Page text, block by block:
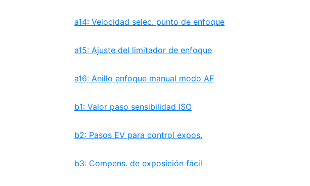
a14: Velocidad selec. punto de enfoque
a15: Ajuste del limitador de enfoque
a16: Anillo enfoque manual modo AF
b1: Valor paso sensibilidad ISO
b2: Pasos EV para control expos.
b3: Compens. de exposición fácil